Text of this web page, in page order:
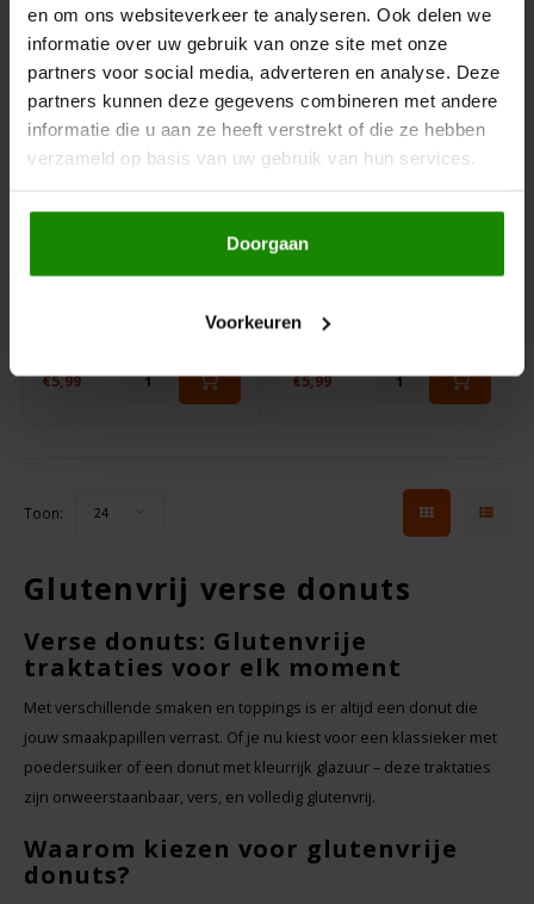
en om ons websiteverkeer te analyseren. Ook delen we
informatie over uw gebruik van onze site met onze
partners voor social media, adverteren en analyse. Deze
partners kunnen deze gegevens combineren met andere
informatie die u aan ze heeft verstrekt of die ze hebben
verzameld op basis van uw gebruik van hun services.
Doorgaan
Voorkeuren
Odenwald
OKONO
Old El Paso
Onoff Spices
Peak's Free From
Riso Scotti
Rosies
Schär
Schnitzer
Semper
VERS
PRODUCT!
Op voorraad
Sterren Donuts 2
€5,99
VERS
PRODUCT!
Op voorraad
Donuts Oranje WK 2
150 gram
€5,99
Toon: 24
Glutenvrij verse donuts
Verse donuts: Glutenvrije
traktaties voor elk moment
Met verschillende smaken en toppings is er altijd een donut die
jouw smaakpapillen verrast. Of je nu kiest voor een klassieker met
poedersuiker of een donut met kleurrijk glazuur – deze traktaties
zijn onweerstaanbaar, vers, en volledig glutenvrij.
Waarom kiezen voor glutenvrije
donuts?